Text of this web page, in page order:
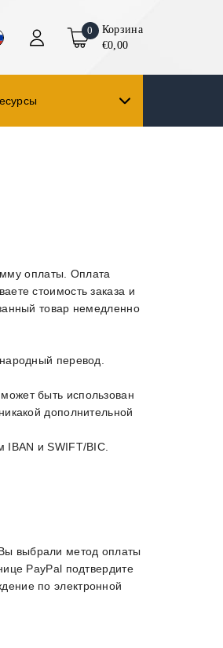
0
Корзина
€0,00
оплаты. Оплата
стоимость заказа и
товар немедленно
перевод.
быть использован
дополнительной
IBAN и SWIFT/BIC.
выбрали метод оплаты
PayPal подтвердите
по электронной